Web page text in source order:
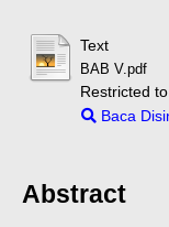
Text
BAB V.pdf
Restricted
Baca
Abstract